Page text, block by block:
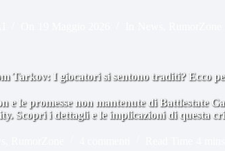
Tarkov: I giocatori si sentono traditi? Ecco
e le promesse non mantenute di Battlestate
Scopri i dettagli e le implicazioni di questa